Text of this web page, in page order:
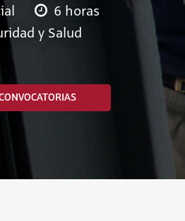
6 horas
y Salud